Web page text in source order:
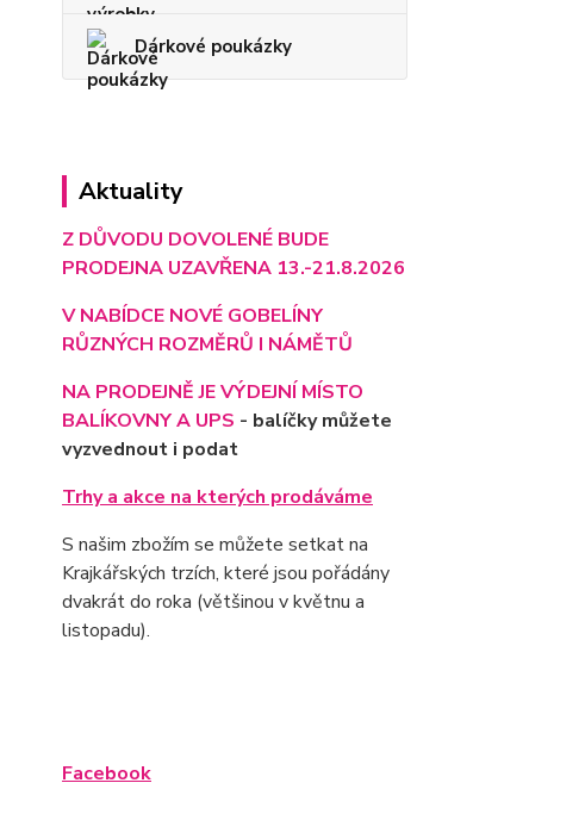
Dárkové poukázky
Aktuality
Z DŮVODU DOVOLENÉ BUDE
PRODEJNA UZAVŘENA 13.-21.8.2026
V NABÍDCE NOVÉ GOBELÍNY
RŮZNÝCH ROZMĚRŮ I NÁMĚTŮ
NA PRODEJNĚ JE VÝDEJNÍ MÍSTO
BALÍKOVNY A UPS - balíčky můžete
vyzvednout i podat
Trhy a akce na kterých prodáváme
S našim zbožím se můžete setkat na
Krajkářských trzích, které jsou pořádány
dvakrát do roka (většinou v květnu a
listopadu).
Facebook